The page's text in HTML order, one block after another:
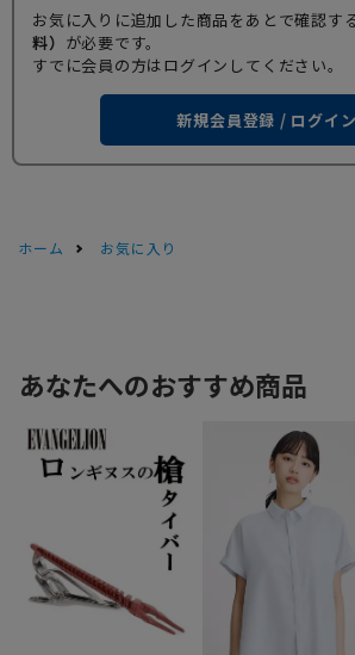
お気に入りに追加した商品をあとで確認す
料） が必要です。
すでに会員の方はログインしてください。
新規会員登録 / ログイン
ホーム お気に入り